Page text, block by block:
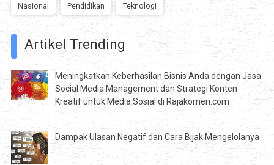
Nasional Pendidikan Teknologi
Artikel Trending
Meningkatkan Keberhasilan Bisnis Anda dengan Jasa
Social Media Management dan Strategi Konten
Kreatif untuk Media Sosial di Rajakomen.com
Dampak Ulasan Negatif dan Cara Bijak Mengelolanya